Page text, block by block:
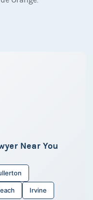
Near You
Irvine